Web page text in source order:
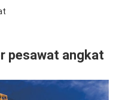
pesawat angkat